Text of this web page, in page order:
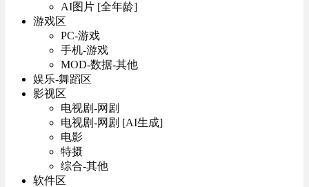
AI图片 [全年龄]
游戏区
PC-游戏
手机-游戏
MOD-数据-其他
娱乐-舞蹈区
影视区
电视剧-网剧
电视剧-网剧 [AI生成]
电影
特摄
综合-其他
软件区